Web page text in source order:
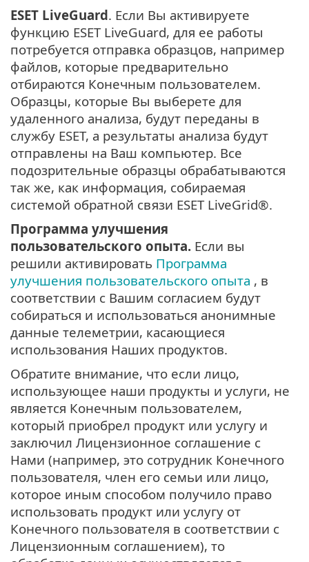
ESET LiveGuard. Если Вы активируете
функцию ESET LiveGuard, для ее работы
потребуется отправка образцов, например
файлов, которые предварительно
отбираются Конечным пользователем.
Образцы, которые Вы выберете для
удаленного анализа, будут переданы в
службу ESET, а результаты анализа будут
отправлены на Ваш компьютер. Все
подозрительные образцы обрабатываются
так же, как информация, собираемая
системой обратной связи ESET LiveGrid®.
Программа улучшения
пользовательского опыта. Если вы
решили активировать Программа
улучшения пользовательского опыта , в
соответствии с Вашим согласием будут
собираться и использоваться анонимные
данные телеметрии, касающиеся
использования Наших продуктов.
Обратите внимание, что если лицо,
использующее наши продукты и услуги, не
является Конечным пользователем,
который приобрел продукт или услугу и
заключил Лицензионное соглашение с
Нами (например, это сотрудник Конечного
пользователя, член его семьи или лицо,
которое иным способом получило право
использовать продукт или услугу от
Конечного пользователя в соответствии с
Лицензионным соглашением), то